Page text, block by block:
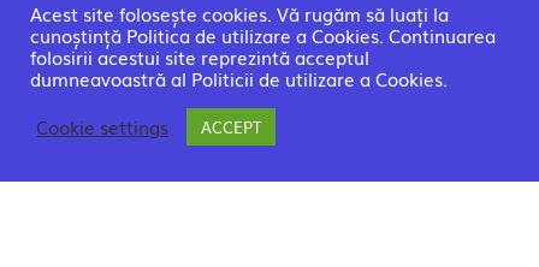
Acest site folosește cookies. Vă rugăm să luați la
cunoștință Politica de utilizare a Cookies. Continuarea
folosirii acestui site reprezintă acceptul
dumneavoastră al Politicii de utilizare a Cookies.
Cookie settings
ACCEPT